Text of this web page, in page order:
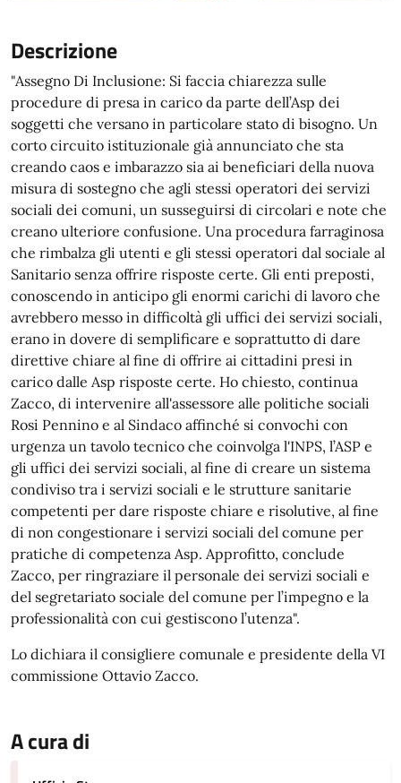
Descrizione
"Assegno Di Inclusione: Si faccia chiarezza sulle
procedure di presa in carico da parte dell’Asp dei
soggetti che versano in particolare stato di bisogno. Un
corto circuito istituzionale già annunciato che sta
creando caos e imbarazzo sia ai beneficiari della nuova
misura di sostegno che agli stessi operatori dei servizi
sociali dei comuni, un susseguirsi di circolari e note che
creano ulteriore confusione. Una procedura farraginosa
che rimbalza gli utenti e gli stessi operatori dal sociale al
Sanitario senza offrire risposte certe. Gli enti preposti,
conoscendo in anticipo gli enormi carichi di lavoro che
avrebbero messo in difficoltà gli uffici dei servizi sociali,
erano in dovere di semplificare e soprattutto di dare
direttive chiare al fine di offrire ai cittadini presi in
carico dalle Asp risposte certe. Ho chiesto, continua
Zacco, di intervenire all'assessore alle politiche sociali
Rosi Pennino e al Sindaco affinché si convochi con
urgenza un tavolo tecnico che coinvolga l'INPS, l’ASP e
gli uffici dei servizi sociali, al fine di creare un sistema
condiviso tra i servizi sociali e le strutture sanitarie
competenti per dare risposte chiare e risolutive, al fine
di non congestionare i servizi sociali del comune per
pratiche di competenza Asp. Approfitto, conclude
Zacco, per ringraziare il personale dei servizi sociali e
del segretariato sociale del comune per l’impegno e la
professionalità con cui gestiscono l’utenza".
Lo dichiara il consigliere comunale e presidente della VI
commissione Ottavio Zacco.
A cura di